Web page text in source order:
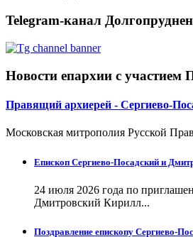
Telegram-канал
Новости епархии с участием
Правящий архиерей - Сергиево-
Московская митрополия Русской
Епископ Сергиево-Посадский и
24 июля 2026 года по
Дмитровский Кирилл...
Поздравление епископу Сергиево-